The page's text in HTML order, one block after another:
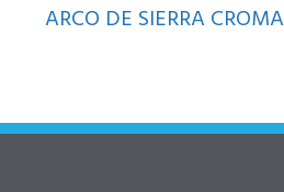
ARCO DE SIERRA